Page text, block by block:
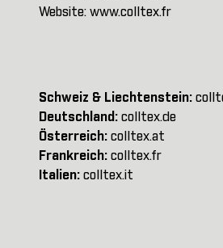
Website: www.colltex.fr
Schweiz & Liechtenstein:
Deutschland: colltex.de
Österreich: colltex.at
Frankreich: colltex.fr
Italien: colltex.it